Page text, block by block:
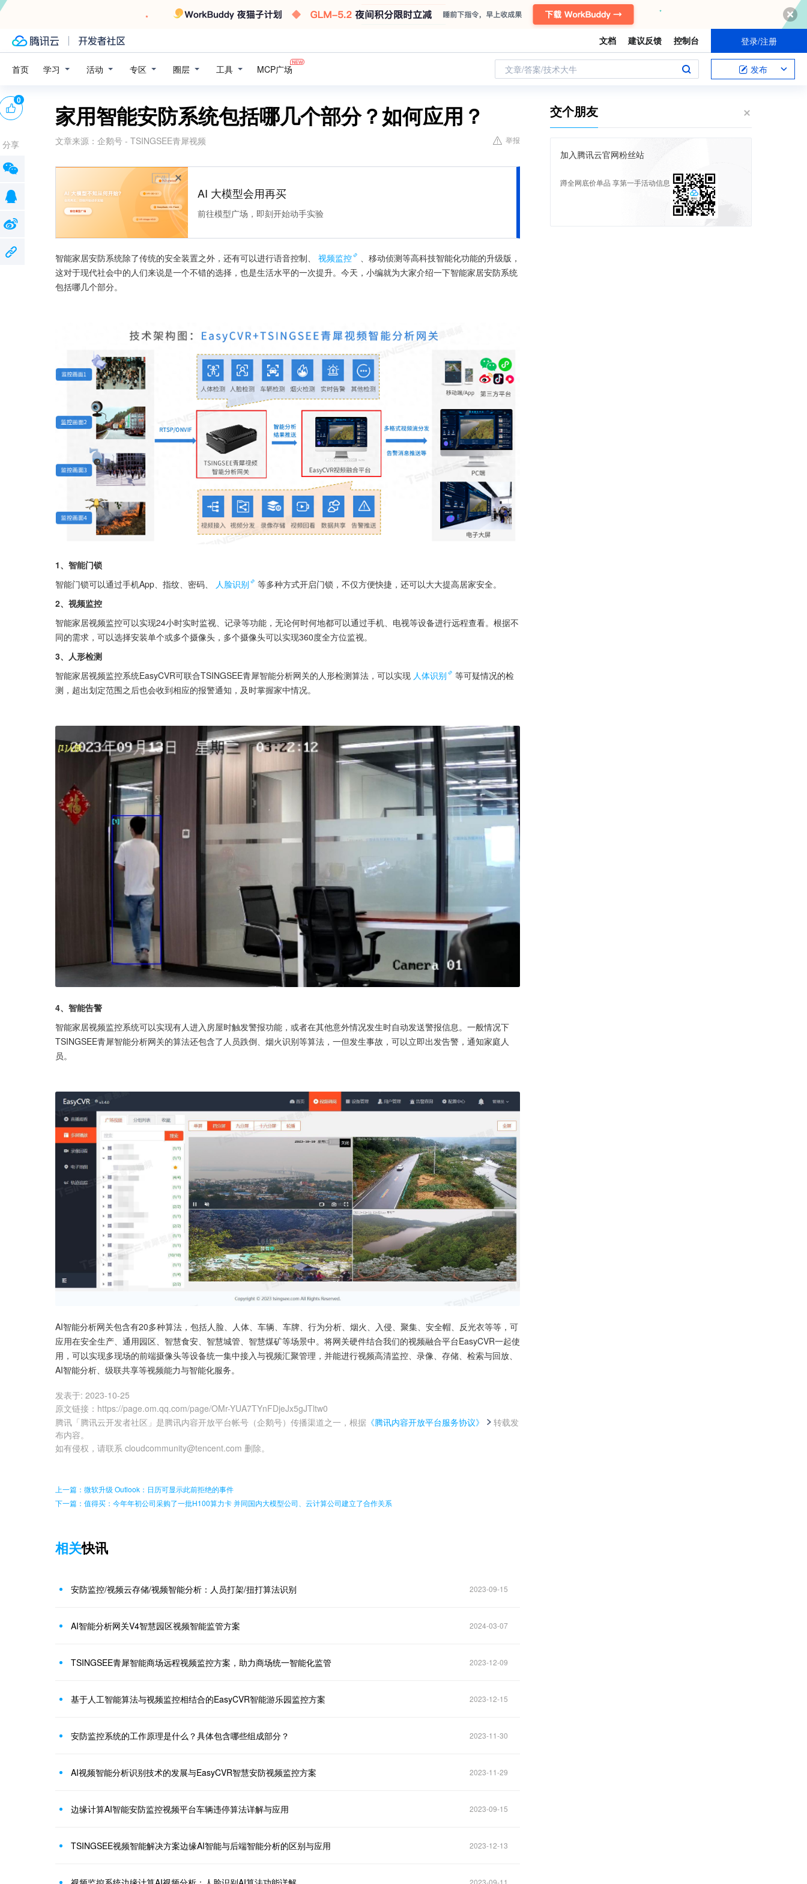
文档 建议反馈 控制台 登录/注册
首页 学习 活动 专区 圈层 工具 MCP广场 文章/答案/技术大牛 发布
家用智能安防系统包括哪几个部分？如何应用？
文章来源： 企鹅号 - TSINGSEE青犀视频 举报
广告
AI 大模型会用再买
前往模型广场，即刻开始动手实验
智能家居安防系统除了传统的安全装置之外，还有可以进行语音控制、 视频监控
、移动侦测等高科技智能化功能的升级版，
这对于现代社会中的人们来说是一个不错的选择，也是生活水平的一次提升。今天，小编就为大家介绍一下智能家居安防系统
包括哪几个部分。
1、智能门锁
智能门锁可以通过手机App、指纹、密码、
人脸识别
等多种方式开启门锁，不仅方便快捷，还可以大大提高居家安全。
2、视频监控
智能家居视频监控可以实现24小时实时监视、记录等功能，无论何时何地都可以通过手机、电视等设备进行远程查看。根据不
同的需求，可以选择安装单个或多个摄像头，多个摄像头可以实现360度全方位监视。
3、人形检测
智能家居视频监控系统EasyCVR可联合TSINGSEE青犀智能分析网关的人形检测算法，可以实现 人体识别
等可疑情况的检
测，超出划定范围之后也会收到相应的报警通知，及时掌握家中情况。
4、智能告警
智能家居视频监控系统可以实现有人进入房屋时触发警报功能，或者在其他意外情况发生时自动发送警报信息。一般情况下
TSINGSEE青犀智能分析网关的算法还包含了人员跌倒、烟火识别等算法，一但发生事故，可以立即出发告警，通知家庭人
员。
AI智能分析网关包含有20多种算法，包括人脸、人体、车辆、车牌、行为分析、烟火、入侵、聚集、安全帽、反光衣等等，可
应用在安全生产、通用园区、智慧食安、智慧城管、智慧煤矿等场景中。将网关硬件结合我们的视频融合平台EasyCVR一起使
用，可以实现多现场的前端摄像头等设备统一集中接入与视频汇聚管理，并能进行视频高清监控、录像、存储、检索与回放、
AI智能分析、级联共享等视频能力与智能化服务。
发表于: 2023-10-25
原文链接 ： https://page.om.qq.com/page/OMr-YUA7TYnFDjeJx5gJTltw0
腾讯「腾讯云开发者社区」是腾讯内容开放平台帐号（企鹅号）传播渠道之一，根据 《腾讯内容开放平台服务协议》
转载发
布内容。
如有侵权，请联系 cloudcommunity@tencent.com 删除。
0
分享
上一篇：微软升级 Outlook：日历可显示此前拒绝的事件
下一篇：值得买：今年年初公司采购了一批H100算力卡 并同国内大模型公司、云计算公司建立了合作关系
相关快讯
安防监控/视频云存储/视频智能分析：人员打架/扭打算法识别 2023-09-15
AI智能分析网关V4智慧园区视频智能监管方案 2024-03-07
TSINGSEE青犀智能商场远程视频监控方案，助力商场统一智能化监管 2023-12-09
基于人工智能算法与视频监控相结合的EasyCVR智能游乐园监控方案 2023-12-15
安防监控系统的工作原理是什么？具体包含哪些组成部分？ 2023-11-30
AI视频智能分析识别技术的发展与EasyCVR智慧安防视频监控方案 2023-11-29
边缘计算AI智能安防监控视频平台车辆违停算法详解与应用 2023-09-15
TSINGSEE视频智能解决方案边缘AI智能与后端智能分析的区别与应用 2023-12-13
2023-09-11
交个朋友
加入腾讯云官网粉丝站
蹲全网底价单品 享第一手活动信息